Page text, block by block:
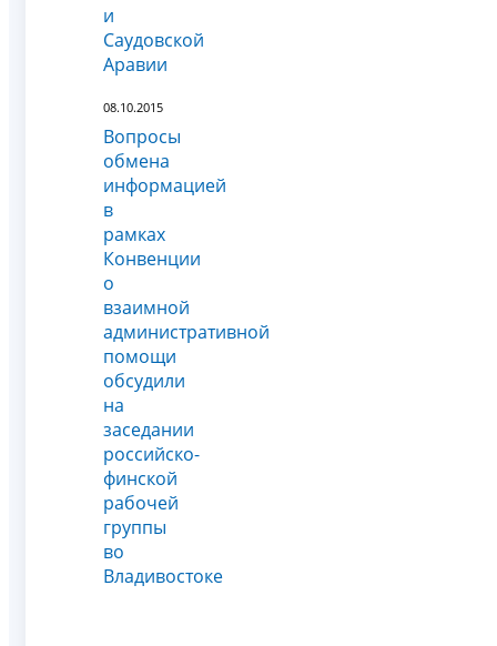
и
Саудовской
Аравии
08.10.2015
Вопросы
обмена
информацией
в
рамках
Конвенции
о
взаимной
административной
помощи
обсудили
на
заседании
российско-
финской
рабочей
группы
во
Владивостоке